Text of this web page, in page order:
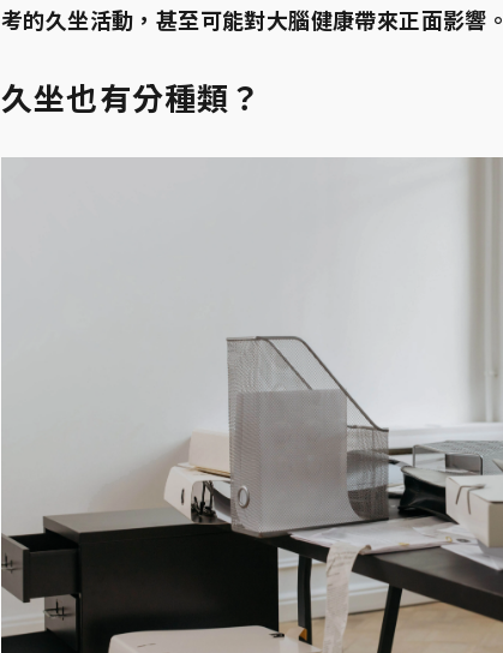
考的久坐活動，甚至可能對大腦健康帶來正面影響。
久坐也有分種類？